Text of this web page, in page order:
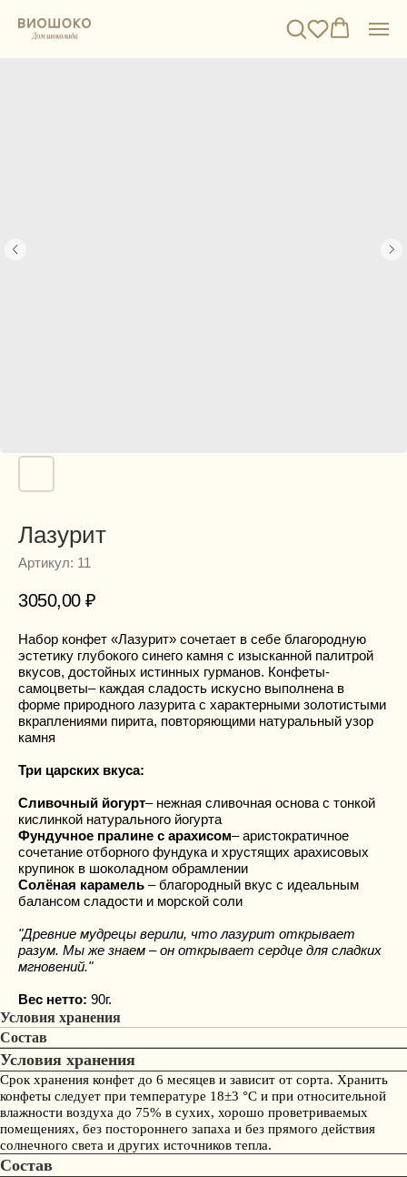
Лазурит
Артикул: 11
3050,00 ₽
Набор конфет «Лазурит» сочетает в себе благородную
эстетику глубокого синего камня с изысканной палитрой
вкусов, достойных истинных гурманов. Конфеты-
самоцветы– каждая сладость искусно выполнена в
форме природного лазурита с характерными золотистыми
вкраплениями пирита, повторяющими натуральный узор
камня
Три царских вкуса:
Сливочный йогурт– нежная сливочная основа с тонкой
кислинкой натурального йогурта
Фундучное пралине с арахисом– аристократичное
сочетание отборного фундука и хрустящих арахисовых
крупинок в шоколадном обрамлении
Солёная карамель – благородный вкус с идеальным
балансом сладости и морской соли
"Древние мудрецы верили, что лазурит открывает
разум. Мы же знаем – он открывает сердце для сладких
мгновений."
Вес нетто: 90г.
Условия хранения
Состав
Условия хранения
Срок хранения конфет до 6 месяцев и зависит от сорта. Хранить
конфеты следует при температуре 18±3 °С и при относительной
влажности воздуха до 75% в сухих, хорошо проветриваемых
помещениях, без постороннего запаха и без прямого действия
солнечного света и других источников тепла.
Состав